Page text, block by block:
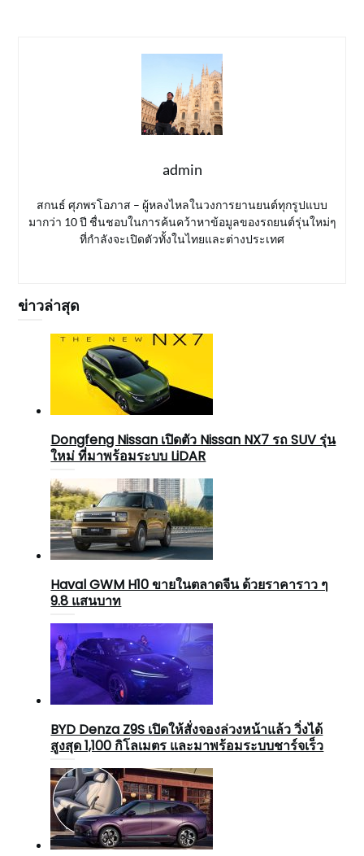
admin
สกนธ์ ศุภพรโอภาส – ผู้หลงไหลในวงการยานยนต์ทุกรูปแบบ
มากว่า 10 ปี ชื่นชอบในการค้นคว้าหาข้อมูลของรถยนต์รุ่นใหม่ๆ
ที่กำลังจะเปิดตัวทั้งในไทยและต่างประเทศ
ข่าวล่าสุด
Dongfeng Nissan เปิดตัว Nissan NX7 รถ SUV รุ่น
ใหม่ ที่มาพร้อมระบบ LiDAR
Haval GWM H10 ขายในตลาดจีน ด้วยราคาราว ๆ
9.8 แสนบาท
BYD Denza Z9S เปิดให้สั่งจองล่วงหน้าแล้ว วิ่งได้
สูงสุด 1,100 กิโลเมตร และมาพร้อมระบบชาร์จเร็ว